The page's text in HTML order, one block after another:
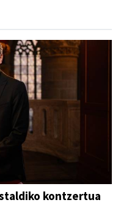
kontzertua